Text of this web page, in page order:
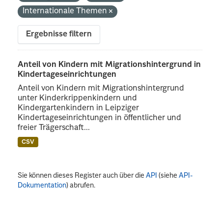
Internationale Themen
Ergebnisse filtern
Anteil von Kindern mit Migrationshintergrund in
Kindertageseinrichtungen
Anteil von Kindern mit Migrationshintergrund
unter Kinderkrippenkindern und
Kindergartenkindern in Leipziger
Kindertageseinrichtungen in öffentlicher und
freier Trägerschaft...
CSV
Sie können dieses Register auch über dieAPI (sieheAPI-
Dokumentation) abrufen.